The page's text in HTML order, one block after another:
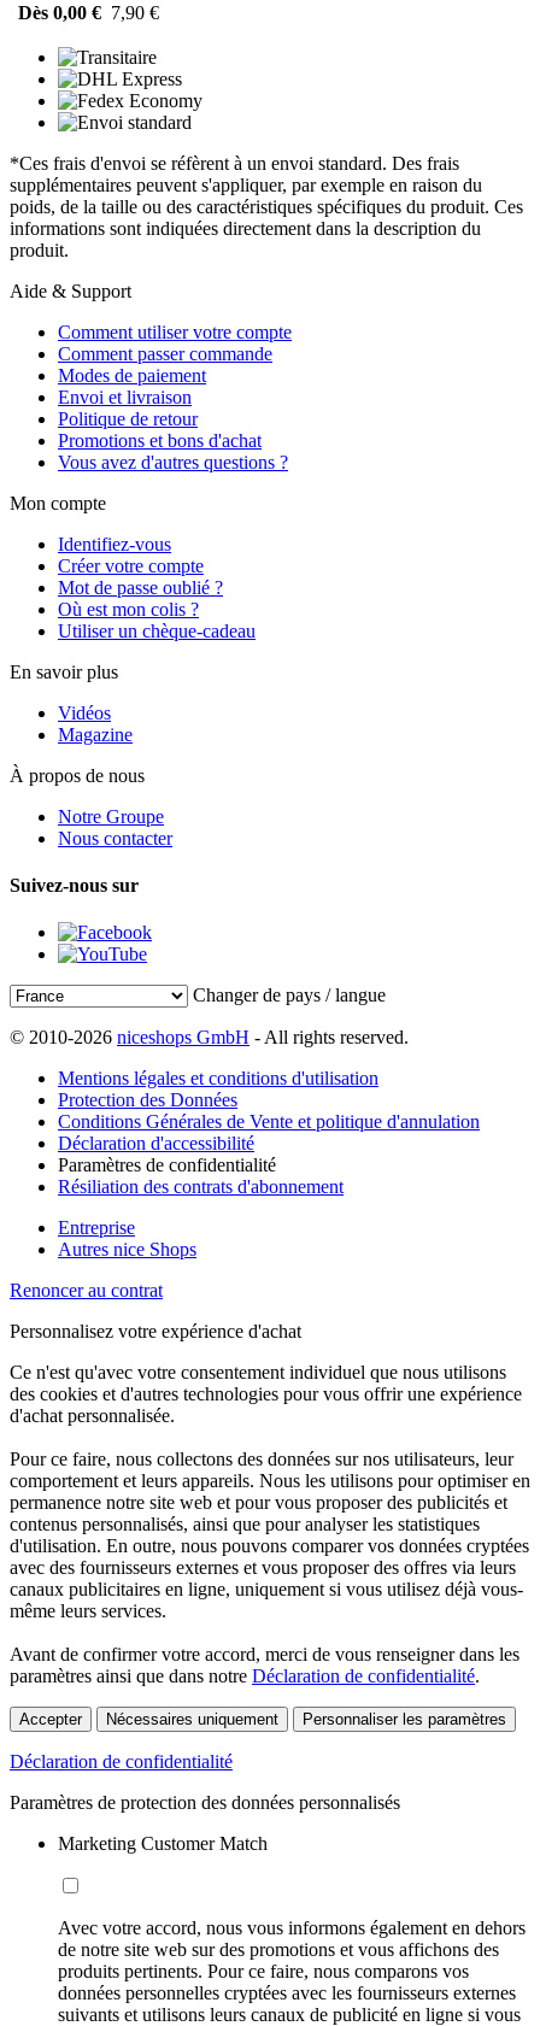
Dès 0,00 € 7,90 €
*Ces frais d'envoi se réfèrent à un envoi standard. Des frais
supplémentaires peuvent s'appliquer, par exemple en raison du
poids, de la taille ou des caractéristiques spécifiques du produit. Ces
informations sont indiquées directement dans la description du
produit.
Aide & Support
Comment utiliser votre compte
Comment passer commande
Modes de paiement
Envoi et livraison
Politique de retour
Promotions et bons d'achat
Vous avez d'autres questions ?
Mon compte
Identifiez-vous
Créer votre compte
Mot de passe oublié ?
Où est mon colis ?
Utiliser un chèque-cadeau
En savoir plus
Vidéos
Magazine
À propos de nous
Notre Groupe
Nous contacter
Suivez-nous sur
Changer de pays / langue
© 2010-2026 niceshops GmbH - All rights reserved.
Mentions légales et conditions d'utilisation
Protection des Données
Conditions Générales de Vente et politique d'annulation
Déclaration d'accessibilité
Paramètres de confidentialité
Résiliation des contrats d'abonnement
Entreprise
Autres nice Shops
Renoncer au contrat
Personnalisez votre expérience d'achat
Ce n'est qu'avec votre consentement individuel que nous utilisons
des cookies et d'autres technologies pour vous offrir une expérience
d'achat personnalisée.
Pour ce faire, nous collectons des données sur nos utilisateurs, leur
comportement et leurs appareils. Nous les utilisons pour optimiser en
permanence notre site web et pour vous proposer des publicités et
contenus personnalisés, ainsi que pour analyser les statistiques
d'utilisation. En outre, nous pouvons comparer vos données cryptées
avec des fournisseurs externes et vous proposer des offres via leurs
canaux publicitaires en ligne, uniquement si vous utilisez déjà vous-
même leurs services.
Avant de confirmer votre accord, merci de vous renseigner dans les
paramètres ainsi que dans notre Déclaration de confidentialité.
Accepter Nécessaires uniquement Personnaliser les paramètres
Déclaration de confidentialité
Paramètres de protection des données personnalisés
Marketing Customer Match
Avec votre accord, nous vous informons également en dehors
de notre site web sur des promotions et vous affichons des
produits pertinents. Pour ce faire, nous comparons vos
données personnelles cryptées avec les fournisseurs externes
suivants et utilisons leurs canaux de publicité en ligne si vous